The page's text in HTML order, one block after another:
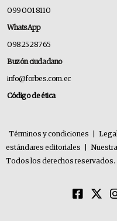
099 001 8110
WhatsApp
0982528765
Buzón ciudadano
info@forbes.com.ec
Código de ética
Términos y condiciones
estándares editoriales
Todos los derechos reservados.